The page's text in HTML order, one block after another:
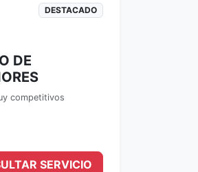
DESTACADO
DE
competitivos
SERVICIO